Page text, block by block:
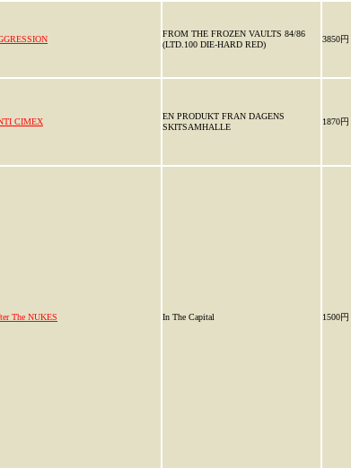
FROM THE FROZEN VAULTS 84/86
(LTD.100 DIE-HARD RED)
3850円
CIMEX
EN PRODUKT FRAN DAGENS
SKITSAMHALLE
1870円
The NUKES In The Capital 1500円